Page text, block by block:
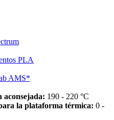
PLA
AMS*
aconsejada: 190 - 220 °C
la plataforma térmica: 0 -